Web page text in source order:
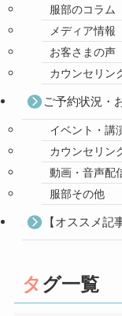
服部のコラム
メディア情報
お客さまの声
カウンセリン
ご予約状況・
イベント・講
カウンセリン
動画・音声配
服部その他
【オススメ記
タグ一覧